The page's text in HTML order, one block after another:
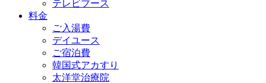
テレビブース
料金
ご入湯費
デイユース
ご宿泊費
韓国式アカすり
太洋堂治療院